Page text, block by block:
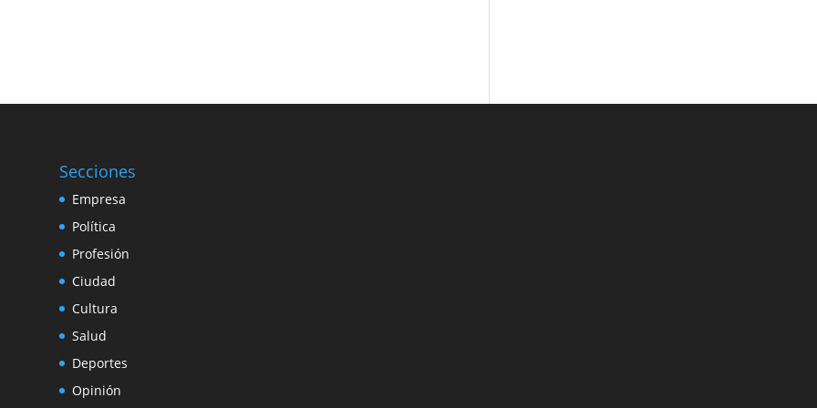
Secciones
Empresa
Política
Profesión
Ciudad
Cultura
Salud
Deportes
Opinión